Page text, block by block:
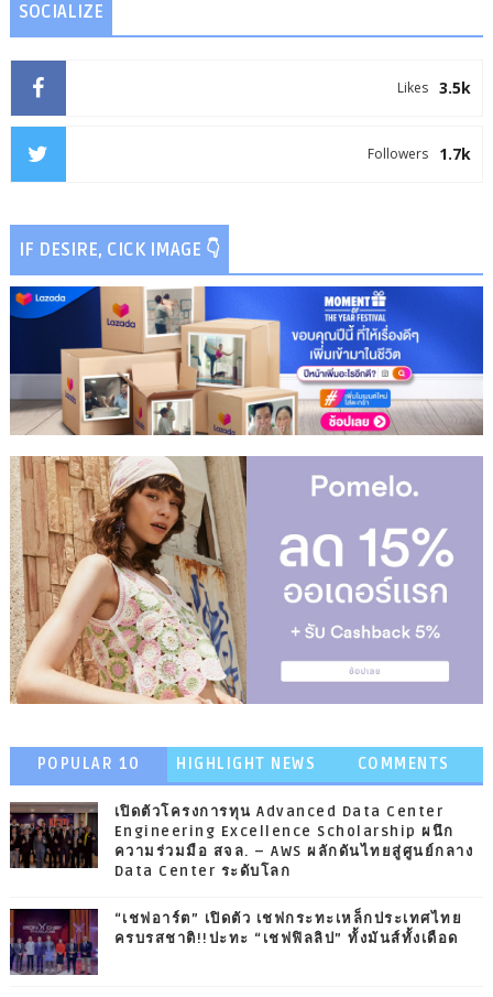
SOCIALIZE
3.5k
Likes
1.7k
Followers
IF DESIRE, CICK IMAGE 👇
POPULAR 10 HIGHLIGHT NEWS COMMENTS
เปิดตัวโครงการทุน Advanced Data Center
Engineering Excellence Scholarship ผนึก
ความร่วมมือ สจล. – AWS ผลักดันไทยสู่ศูนย์กลาง
Data Center ระดับโลก
“เชฟอาร์ต” เปิดตัว เชฟกระทะเหล็กประเทศไทย
ครบรสชาติ!!ปะทะ “เชฟฟิลลิป” ทั้งมันส์ทั้งเดือด